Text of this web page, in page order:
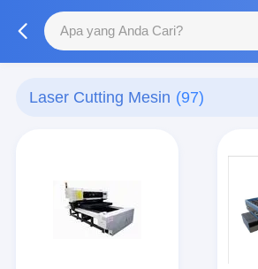
Laser Cutting Mesin (97)